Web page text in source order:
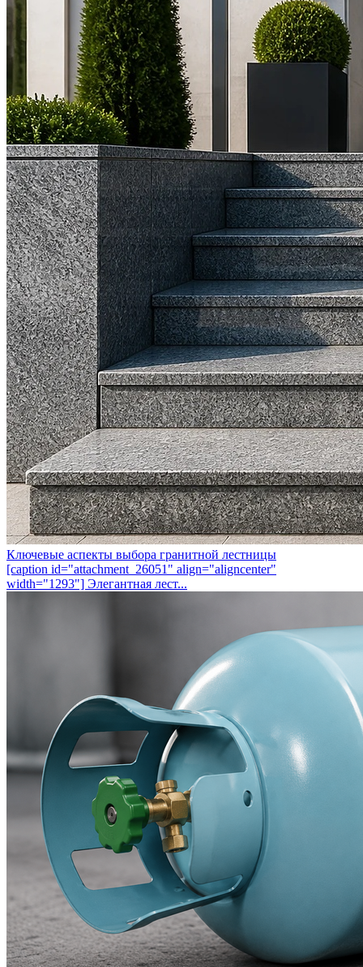
Ключевые аспекты выбора гранитной лестницы
[caption id="attachment_26051" align="aligncenter"
width="1293"] Элегантная лест...